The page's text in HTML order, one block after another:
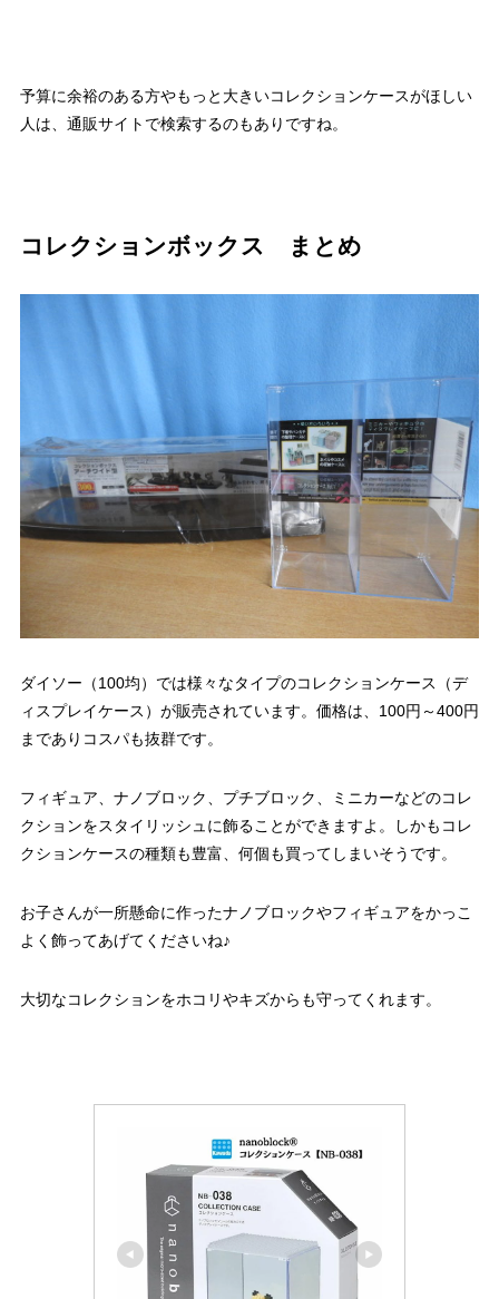
予算に余裕のある方やもっと大きいコレクションケースがほしい
人は、通販サイトで検索するのもありですね。
コレクションボックス まとめ
ダイソー（100均）では様々なタイプのコレクションケース（デ
ィスプレイケース）が販売されています。価格は、100円～400円
までありコスパも抜群です。
フィギュア、ナノブロック、プチブロック、ミニカーなどのコレ
クションをスタイリッシュに飾ることができますよ。しかもコレ
クションケースの種類も豊富、何個も買ってしまいそうです。
お子さんが一所懸命に作ったナノブロックやフィギュアをかっこ
よく飾ってあげてくださいね♪
大切なコレクションをホコリやキズからも守ってくれます。